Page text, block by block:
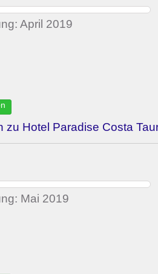
April 2019
zu Hotel Paradise Costa
Mai 2019